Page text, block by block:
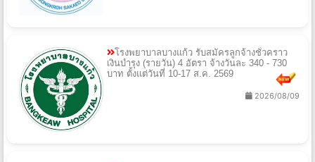
โรงพยาบาลบางแก้ว รับสมัครลูกจ้างชั่วคราว
เงินบำรุง (รายวัน) 4 อัตรา จ้างวันละ 340 - 730
บาท ตั้งแต่วันที่ 10-17 ส.ค. 2569
2026/08/09